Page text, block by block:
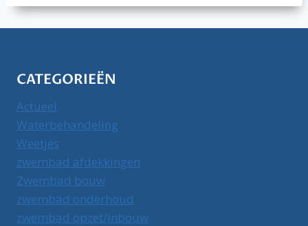
CATEGORIEËN
Actueel
Waterbehandeling
Weetjes
zwembad afdekkingen
Zwembad bouw
zwembad onderhoud
zwembad opzet/inbouw